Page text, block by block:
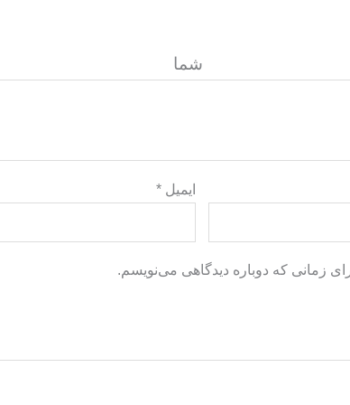
ایمیل*
زمانی که دوباره دیدگاهی می‌نویسم.